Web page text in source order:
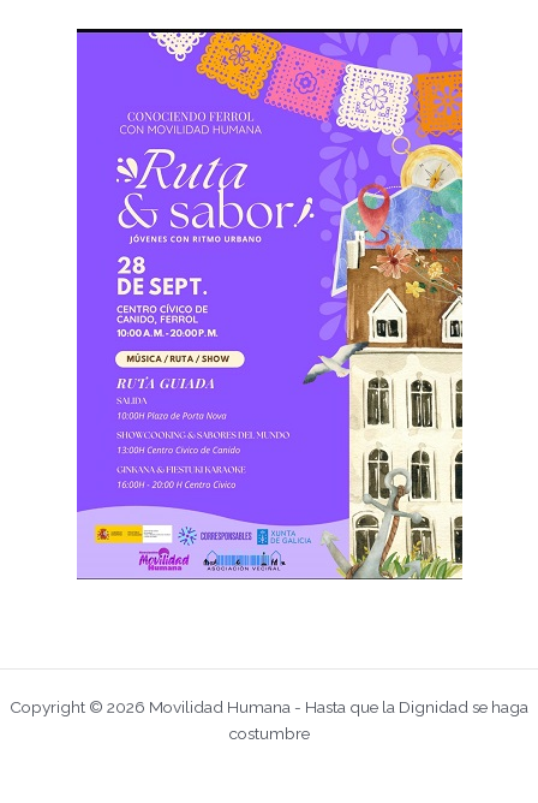
Copyright © 2026 Movilidad Humana - Hasta que la Dignidad se haga
costumbre